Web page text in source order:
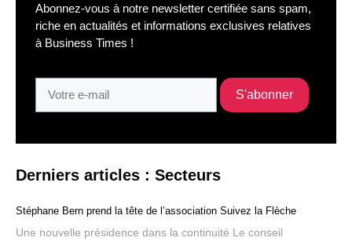
Abonnez-vous à notre newsletter certifiée sans spam,
riche en actualités et informations exclusives relatives
à Business Times !
Derniers articles : Secteurs
Stéphane Bern prend la tête de l’association Suivez la Flèche
Une nouvelle présidence dans la continuité Le conseil